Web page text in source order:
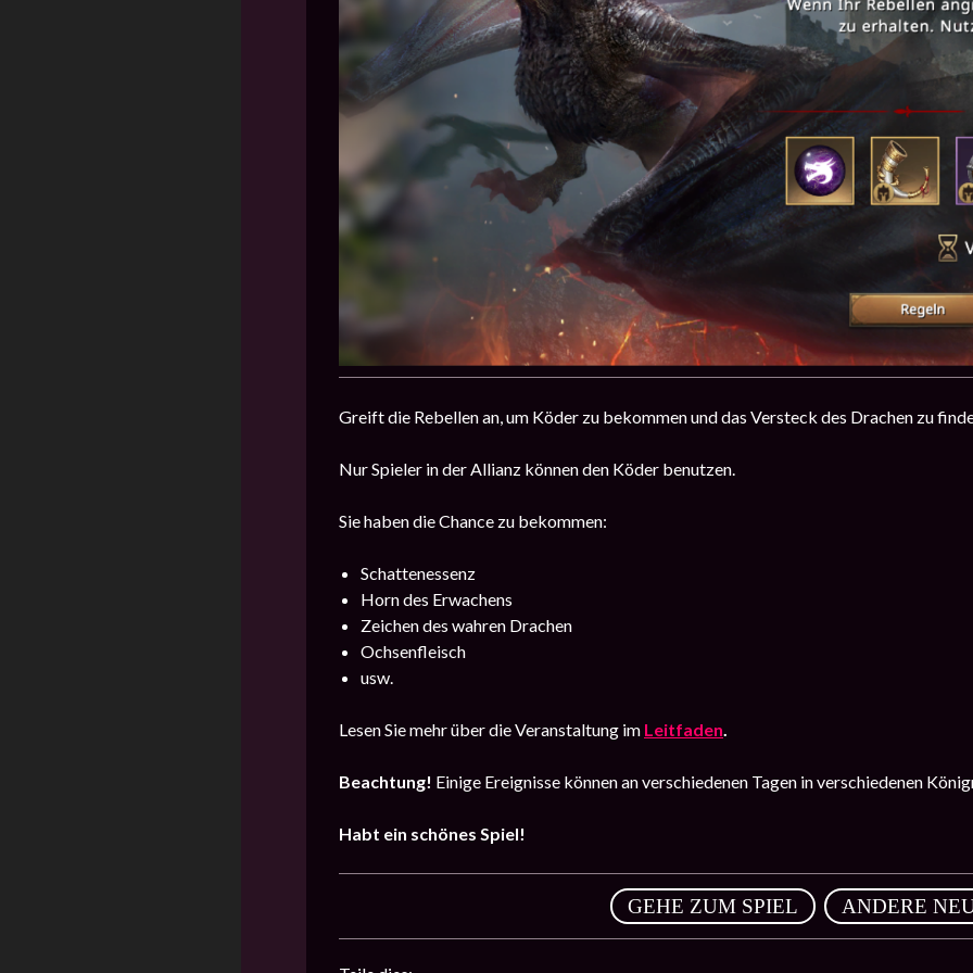
Greift die Rebellen an, um Köder zu bekommen und das Versteck des Drachen zu
Nur Spieler in der Allianz können den Köder benutzen.
Sie haben die Chance zu bekommen:
Schattenessenz
Horn des Erwachens
Zeichen des wahren Drachen
Ochsenfleisch
usw.
Lesen Sie mehr über die Veranstaltung im Leitfaden
Beachtung! Einige Ereignisse können an verschiedenen Tagen in verschiedenen
Habt ein schönes Spiel!
GEHE ZUM SPIEL , ANDERE